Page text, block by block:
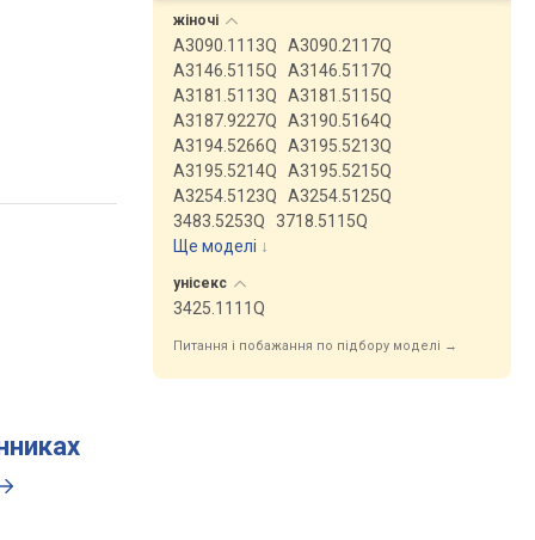
жіночі
A3090.1113Q
A3090.2117Q
A3146.5115Q
A3146.5117Q
A3181.5113Q
A3181.5115Q
A3187.9227Q
A3190.5164Q
A3194.5266Q
A3195.5213Q
A3195.5214Q
A3195.5215Q
A3254.5123Q
A3254.5125Q
3483.5253Q
3718.5115Q
Ще моделі ↓
унісекс
3425.1111Q
Питання і побажання по підбору моделі →